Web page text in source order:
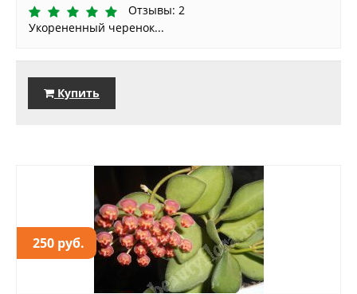
Отзывы: 2
Укорененный черенок...
Купить
250 руб.